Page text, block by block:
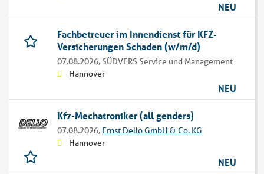
NEU
Fachbetreuer im Innendienst für KFZ-
Versicherungen Schaden (w/m/d)
07.08.2026,SÜDVERS Service und Management
Hannover
NEU
Kfz-Mechatroniker (all genders)
07.08.2026, Ernst Dello GmbH & Co. KG
Hannover
NEU